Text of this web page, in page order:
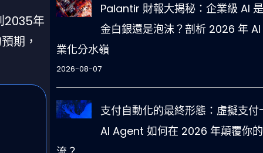
2035年
期，
Palantir 財報大揭秘：企業級 AI
金白銀還是泡沫？剖析 2026 年 AI
業化分水嶺
2026-08-07
支付自動化的最終形態：虛擬支付
AI Agent 如何在 2026 年顛覆你